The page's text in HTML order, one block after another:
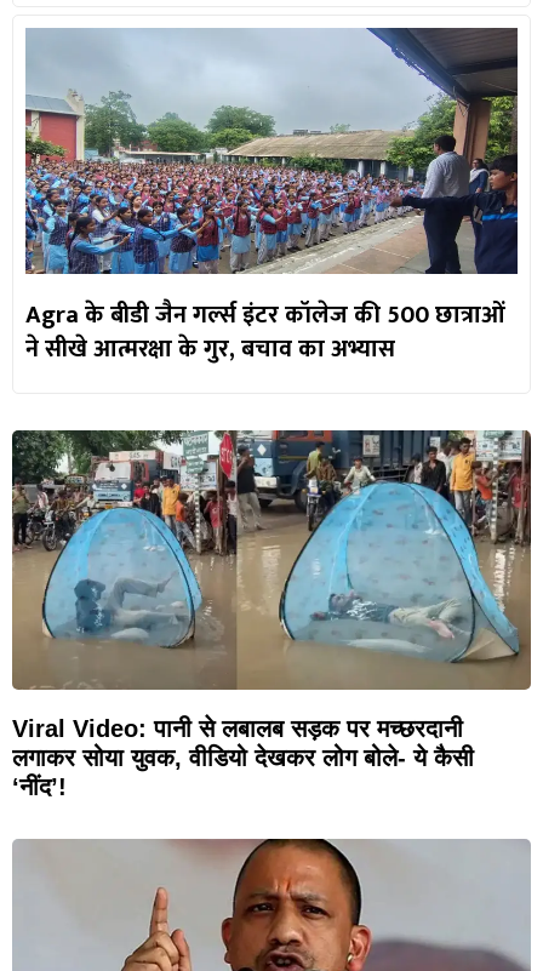
Agra के बीडी जैन गर्ल्स इंटर कॉलेज की 500 छात्राओं
ने सीखे आत्मरक्षा के गुर, बचाव का अभ्यास
Viral Video: पानी से लबालब सड़क पर मच्छरदानी
लगाकर सोया युवक, वीडियो देखकर लोग बोले- ये कैसी
‘नींद’!